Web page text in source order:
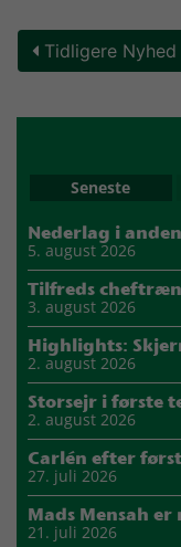
Køb Billet
Tidligere Nyhed
Seneste
Nederlag i
5. august 2026
Tilfreds
3. august 2026
Highlights:
2. august 2026
Storsejr i første
2. august 2026
27. juli 2026
Mads Mensah
21. juli 2026